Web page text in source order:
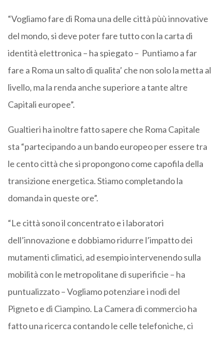
“Vogliamo fare di Roma una delle città pùù innovative
del mondo, si deve poter fare tutto con la carta di
identità elettronica – ha spiegato – Puntiamo a far
fare a Roma un salto di qualita’ che non solo la metta al
livello, ma la renda anche superiore a tante altre
Capitali europee”.
Gualtieri ha inoltre fatto sapere che Roma Capitale
sta “partecipando a un bando europeo per essere tra
le cento città che si propongono come capofila della
transizione energetica. Stiamo completando la
domanda in queste ore”.
“Le città sono il concentrato e i laboratori
dell’innovazione e dobbiamo ridurre l’impatto dei
mutamenti climatici, ad esempio intervenendo sulla
mobilità con le metropolitane di superificie – ha
puntualizzato – Vogliamo potenziare i nodi del
Pigneto e di Ciampino. La Camera di commercio ha
fatto una ricerca contando le celle telefoniche, ci